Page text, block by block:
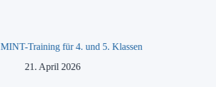
MINT-Training für 4. und 5. Klassen
21. April 2026